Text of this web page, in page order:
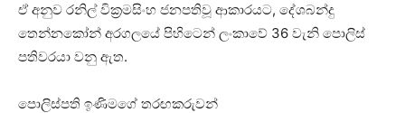
ඒ අනුව රනිල් වික්‍රමසිංහ ජනපතිවූ ආකාරයට, දේශබන්දු
තෙන්නකෝන් අරගලයේ පිහිටෙන් ලංකාවේ 36 වැනි පොලිස්
පතිවරයා වනු ඇත.
පොලිස්පති ඉණිමගේ තරඟකරුවන්